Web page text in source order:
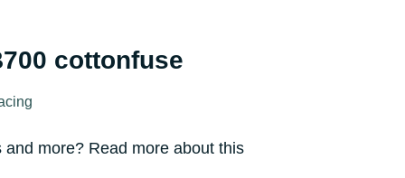
cottonfuse
more? Read more about this